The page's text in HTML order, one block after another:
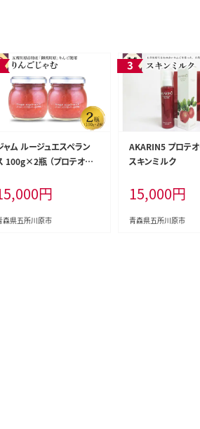
ャム ルージュエスペラン
100g×2瓶 （プロテオグリ
ジャム）
円
森県五所川原市
AKARIN5 プロテオ
スキンミルク
15,000円
青森県五所川原市